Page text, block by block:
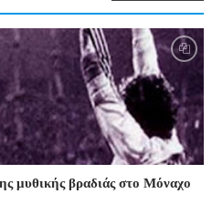
μυθικής βραδιάς στο Μόναχο